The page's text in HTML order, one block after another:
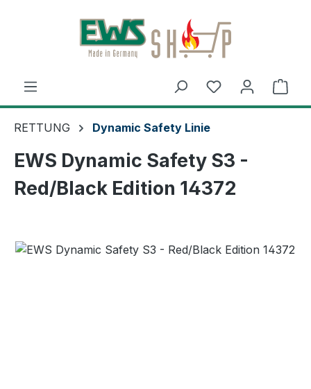
Zum Hauptinhalt springen
RETTUNG Dynamic Safety Linie
EWS Dynamic Safety S3 -
Red/Black Edition 14372